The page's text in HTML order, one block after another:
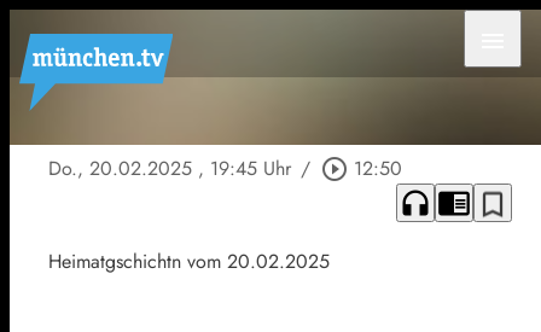
Do., 20.02.2025 , 19:45 Uhr / play_circle_outline 12:50
headphones chrome_reader_mode bookmark_border
Heimatgschichtn vom 20.02.2025